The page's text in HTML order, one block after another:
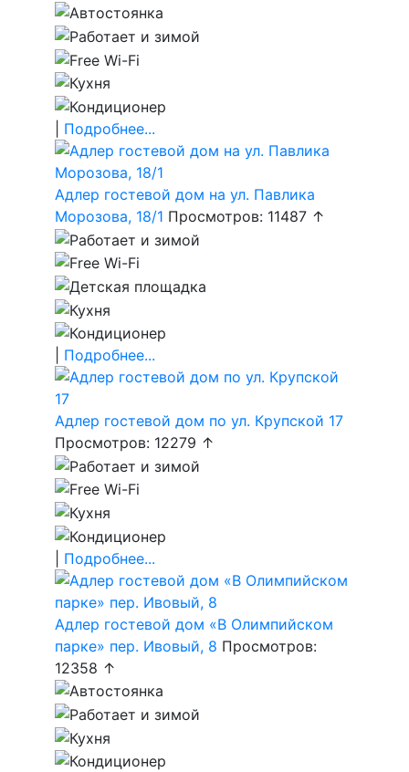
Подробнее...
Адлер гостевой дом на ул. Павлика
Морозова, 18/1 Просмотров: 11487 ↑
Подробнее...
Адлер гостевой дом по ул. Крупской 17
Просмотров: 12279 ↑
Подробнее...
Адлер гостевой дом «В Олимпийском
парке» пер. Ивовый, 8 Просмотров:
12358 ↑